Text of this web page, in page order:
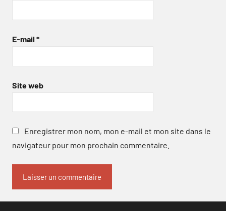
E-mail *
Site web
Enregistrer mon nom, mon e-mail et mon site dans le
navigateur pour mon prochain commentaire.